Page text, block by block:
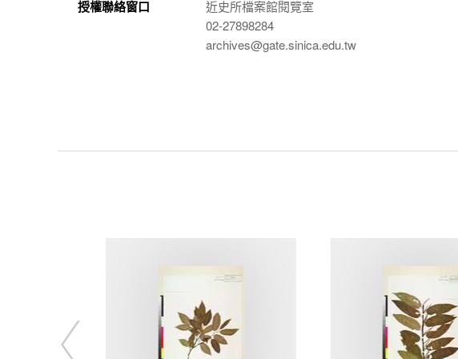
授權聯絡窗口
近史所檔案館閱覽室
02-27898284
archives@gate.sinica.edu.tw